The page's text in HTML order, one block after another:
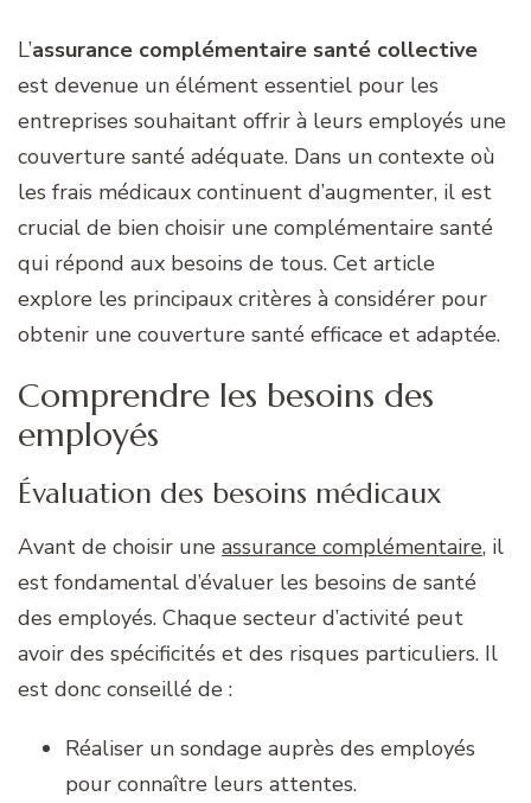
L’assurance complémentaire santé collective
est devenue un élément essentiel pour les
entreprises souhaitant offrir à leurs employés une
couverture santé adéquate. Dans un contexte où
les frais médicaux continuent d’augmenter, il est
crucial de bien choisir une complémentaire santé
qui répond aux besoins de tous. Cet article
explore les principaux critères à considérer pour
obtenir une couverture santé efficace et adaptée.
Comprendre les besoins des
employés
Évaluation des besoins médicaux
Avant de choisir une assurance complémentaire, il
est fondamental d’évaluer les besoins de santé
des employés. Chaque secteur d’activité peut
avoir des spécificités et des risques particuliers. Il
est donc conseillé de :
Réaliser un sondage auprès des employés
pour connaître leurs attentes.